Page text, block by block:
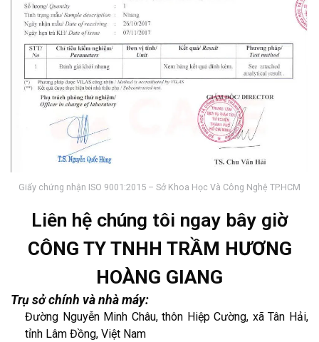
Giấy chứng nhận ISO 9001:2015 – Sở Khoa Học Và Công Nghệ TP.HCM
Liên hệ chúng tôi ngay bây giờ
CÔNG TY TNHH TRẦM HƯƠNG
HOÀNG GIANG
Trụ sở chính và nhà máy:
Đường Nguyễn Minh Châu, thôn Hiệp Cường, xã Tân Hải,
tỉnh Lâm Đồng, Việt Nam